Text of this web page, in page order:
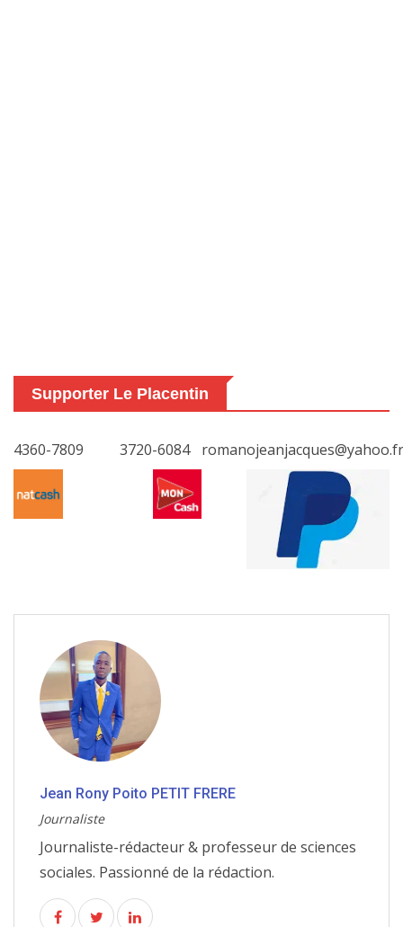
Supporter Le Placentin
4360-7809 3720-6084 romanojeanjacques@yahoo.fr
Jean Rony Poito PETIT FRERE
Journaliste
Journaliste-rédacteur & professeur de sciences
sociales. Passionné de la rédaction.